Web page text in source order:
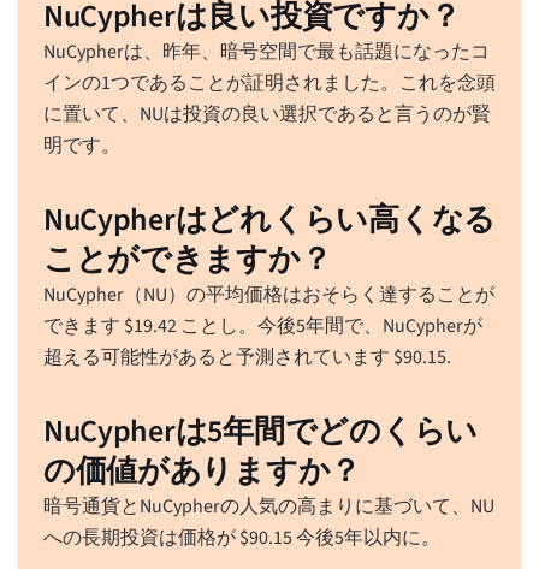
NuCypherは良い投資ですか？
NuCypherは、昨年、暗号空間で最も話題になったコ
インの1つであることが証明されました。これを念頭
に置いて、NUは投資の良い選択であると言うのが賢
明です。
NuCypherはどれくらい高くなる
ことができますか？
NuCypher（NU）の平均価格はおそらく達することが
できます $19.42ことし。今後5年間で、NuCypherが
超える可能性があると予測されています $90.15.
NuCypherは5年間でどのくらい
の価値がありますか？
暗号通貨とNuCypherの人気の高まりに基づいて、NU
への長期投資は価格が$90.15今後5年以内に。